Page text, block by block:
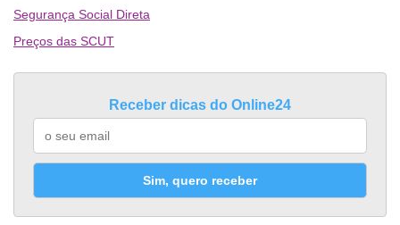
Segurança Social Direta
Preços das SCUT
Receber dicas do Online24
Sim, quero receber